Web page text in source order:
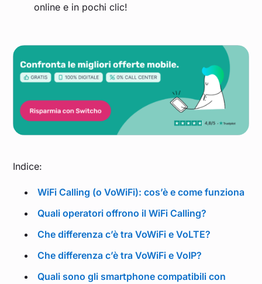
online e in pochi clic!
Indice:
WiFi Calling (o VoWiFi): cos’è e come funziona
Quali operatori offrono il WiFi Calling?
Che differenza c’è tra VoWiFi e VoLTE?
Che differenza c’è tra VoWiFi e VoIP?
Quali sono gli smartphone compatibili con